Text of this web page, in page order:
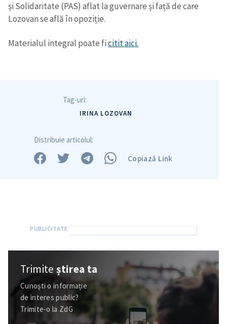
Trimite o informație
Despre ZdG
in English
на русском
și Solidaritate (PAS) aflat la guvernare și față de care
Lozovan se află în opoziție.
Materialul integral poate ficitit aici.
Tag-uri:
IRINA LOZOVAN
Distribuie articolul:
Copiază Link
Trimiteștirea ta
Cunoști o informație
de interes public?
Trimite-o la ZdG